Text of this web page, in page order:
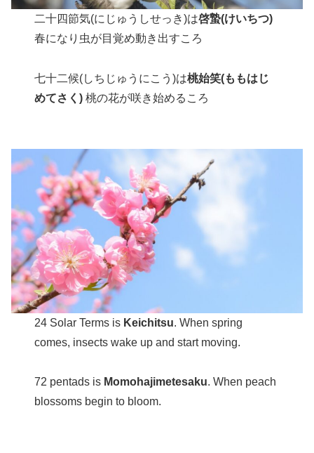
二十四節気(にじゅうしせっき)は啓蟄(けいちつ)
春になり虫が目覚め動き出すころ
七十二候(しちじゅうにこう)は桃始笑(ももはじ
めてさく) 桃の花が咲き始めるころ
24 Solar Terms is Keichitsu. When spring
comes, insects wake up and start moving.
72 pentads is Momohajimetesaku. When peach
blossoms begin to bloom.